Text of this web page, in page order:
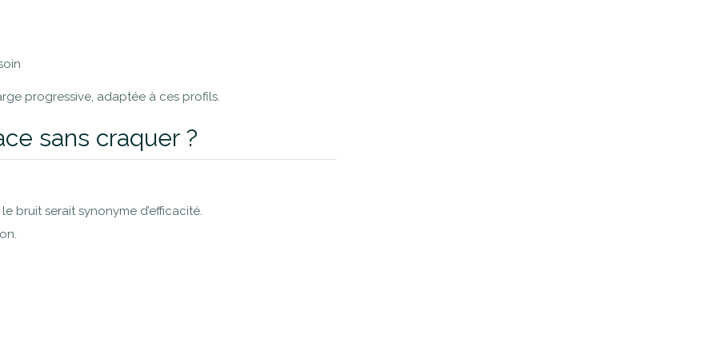
progressive, adaptée à ces profils.
sans craquer ?
bruit serait synonyme d’efficacité.